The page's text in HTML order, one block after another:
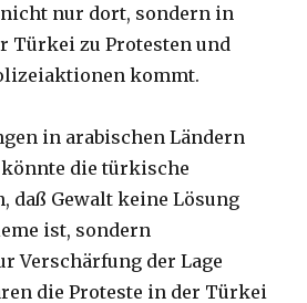
nicht nur dort, sondern in
Türkei zu Protesten und
kommt.
in arabischen Ländern
die türkische
daß Gewalt keine Lösung
ist, sondern
Verschärfung der Lage
die Proteste in der Türkei